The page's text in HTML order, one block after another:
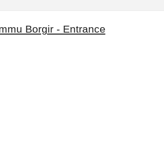
Borgir - Entrance